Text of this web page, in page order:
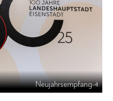
Neujahrsempfang-4